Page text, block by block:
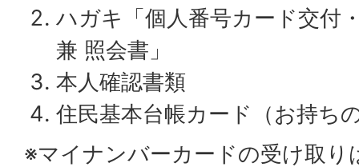
ハガキ「個人番号カード交付
兼 照会書」
本人確認書類
住民基本台帳カード（お持ち
※マイナンバーカードの受け取り